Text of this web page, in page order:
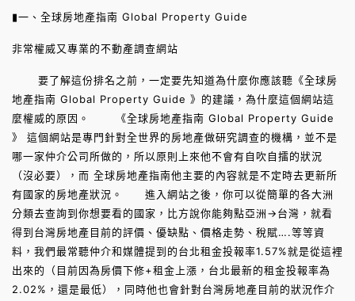
▮一、全球房地產指南 Global Property Guide
非常權威又專業的不動產調查網站
要了解這份排名之前，一定要先知道為什麼你應該聽《全球房
地產指南 Global Property Guide 》的建議，為什麼這個網站這
麼權威的原因。 《全球房地產指南 Global Property Guide
》 這個網站是專門針對全世界的房地產做研究調查的機構，並不是
哪一家仲介公司所做的，所以原則上來他不會有自吹自擂的狀況
（沒必要），而 全球房地產指南他主要的內容就是不定時去更新所
有國家的房地產狀況。 進入網站之後，你可以從簡單的各大洲
分類去查詢到你想要看的國家，比方說你能夠點亞洲→台灣，就看
得到台灣房地產目前的評價、優缺點、價格走勢、稅賦….等等資
料，我們最常聽仲介和媒體提到的台北租金投報率1.57%就是從這裡
出來的（目前因為房價下修+租金上漲，台北最新的租金投報率為
2.02%，還是最低），同時他也會針對台灣房地產目前的狀況作介